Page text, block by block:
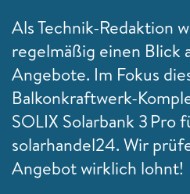
Als Technik-Redaktion
regelmäßig einen Blick
Angebote. Im Fokus
Balkonkraftwerk-
SOLIX Solarbank 3 Pro
solarhandel24. Wir
Angebot wirklich lohnt!